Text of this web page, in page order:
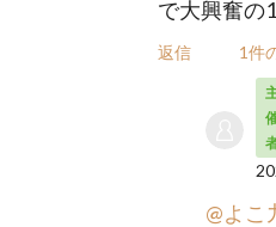
で大興奮の
返信 1件
@よこ